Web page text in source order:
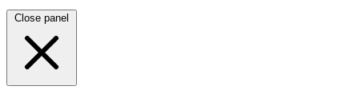
Close panel